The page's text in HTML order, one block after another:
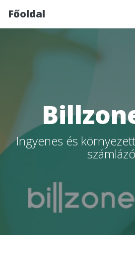
Főoldal
Ingyenes és
számlázó